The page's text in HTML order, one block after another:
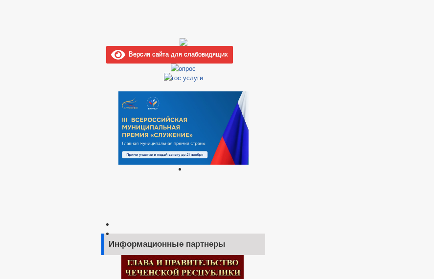
Версия сайта для слабовидящих
Информационные партнеры